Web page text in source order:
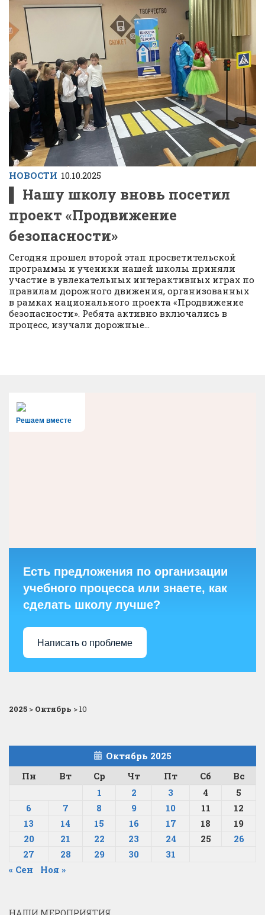
НОВОСТИ 10.10.2025
▌ Нашу школу вновь посетил
проект «Продвижение
безопасности»
Сегодня прошел второй этап просветительской
программы и ученики нашей школы приняли
участие в увлекательных интерактивных играх по
правилам дорожного движения, организованных
в рамках национального проекта «Продвижение
безопасности». Ребята активно включались в
процесс, изучали дорожные...
Решаем вместе
Есть предложения по организации
учебного процесса или знаете, как
сделать школу лучше?
Написать о проблеме
2025 > Октябрь >10
Октябрь 2025
Пн
Вт Ср Чт Пт Сб
Вс
1
2 3 4
5
6
7 8 9 10 11
12
13
14 15 16 17 18
19
20
21 22 23 24 25
26
27
28 29 30
31
« Сен
Ноя »